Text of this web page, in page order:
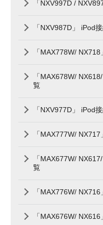
「NXV997D /
「NXV987D」 iPod
「MAX778W/
「MAX678W/
覧
「NXV977D」 iPod
「MAX777W/
「MAX677W/
覧
「MAX776W/
「MAX676W/